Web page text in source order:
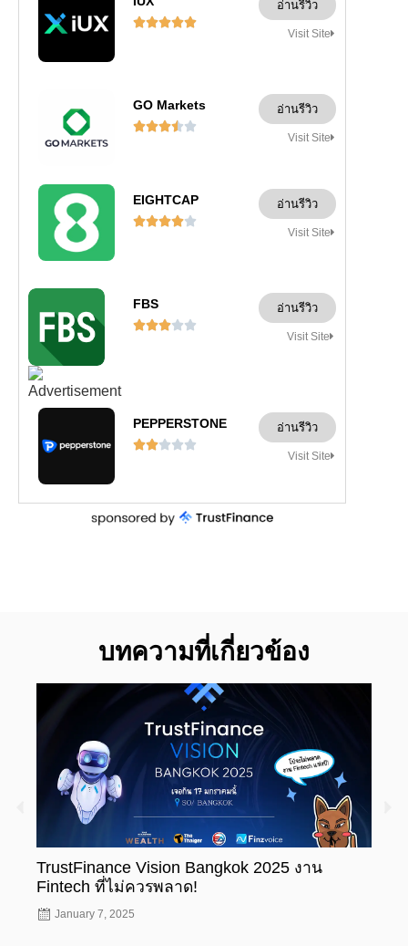

อ่านรีวิว
Visit Site
GO Markets

อ่านรีวิว
Visit Site
EIGHTCAP

อ่านรีวิว
Visit Site
FBS

อ่านรีวิว
Visit Site
PEPPERSTONE

อ่านรีวิว
Visit Site
บทความที่เกี่ยวข้อง
TrustFinance Vision Bangkok 2025 งาน
Fintech ที่ไม่ควรพลาด!
January 7, 2025